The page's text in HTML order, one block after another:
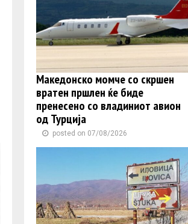
Македонско момче со скршен
вратен пршлен ќе биде
пренесено со владиниот авион
од Турција
posted on 07/08/2026